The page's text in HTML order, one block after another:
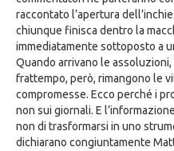
raccontato l’apertura
chiunque finisca dentro la
immediatamente sottoposto a
Quando arrivano le
frattempo, però, rimangono le
compromesse. Ecco perché i
non sui giornali. E
non di trasformarsi in uno
dichiarano congiuntamente